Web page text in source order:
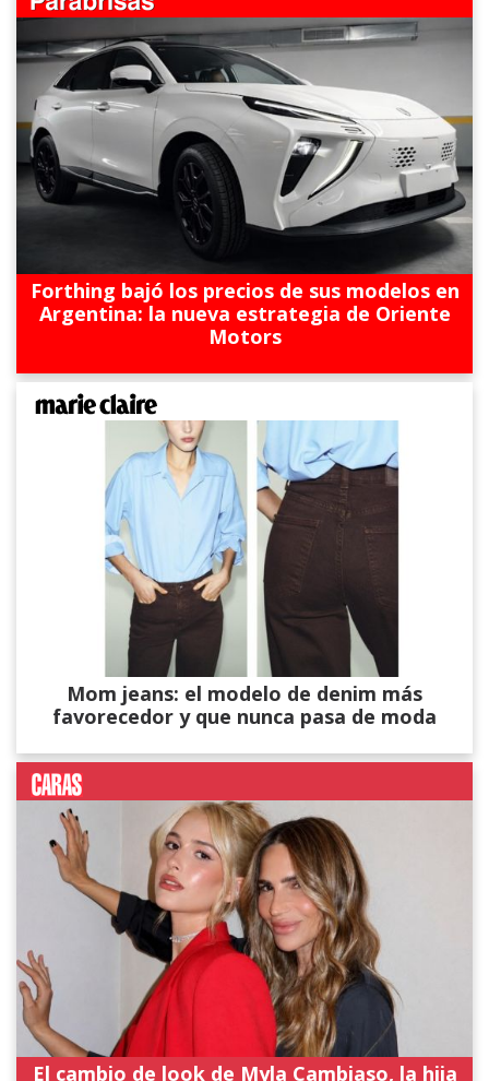
Forthing bajó los precios de sus modelos en
Argentina: la nueva estrategia de Oriente
Motors
Mom jeans: el modelo de denim más
favorecedor y que nunca pasa de moda
El cambio de look de Myla Cambiaso, la hija